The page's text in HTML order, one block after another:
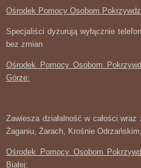
Ośrodek Pomocy Osobom
Specjaliści dyżurują wyłącznie
bez zmian
Ośrodek Pomocy Osobom
Górze:
Zawiesza działalność w całości
Żaganiu, Żarach, Krośnie
Ośrodek Pomocy Osobom
Białej: